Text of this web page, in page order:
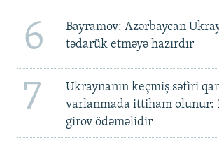
6
Bayramov: Azərbaycan
tədarük etməyə hazırdır
7
Ukraynanın keçmiş səfiri
varlanmada ittiham olunur:
girov ödəməlidir